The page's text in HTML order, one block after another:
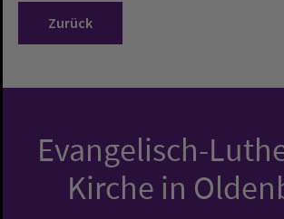
Zurück
Evangelisch-
Kirche in